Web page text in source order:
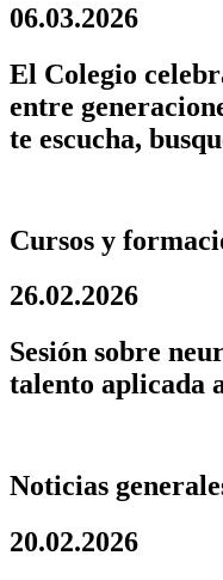
06.03.2026
El Colegio
entre
te escucha,
Cursos y
26.02.2026
Sesión sobre
talento aplicada
Noticias
20.02.2026